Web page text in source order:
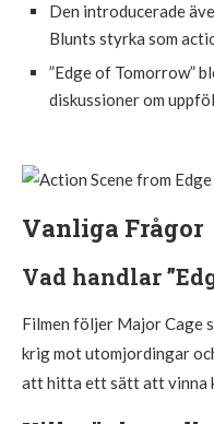
Den introducerade
Blunts styrka som
”Edge of Tomorrow”
diskussioner om
Vanliga Frågor
Vad handlar
Filmen följer Major Cage
krig mot utomjordingar
att hitta ett sätt att vinna